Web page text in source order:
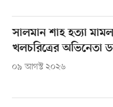
সালমান শাহ হত্যা
খলচরিত্রের অভিনেতা
০৯ আগস্ট ২০২৬